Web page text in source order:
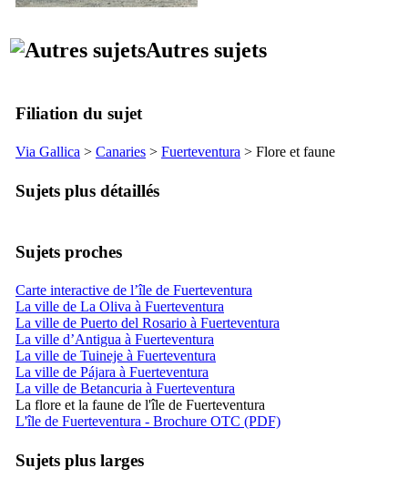
Autres sujets
Filiation du sujet
Via Gallica > Canaries > Fuerteventura > Flore et faune
Sujets plus détaillés
Sujets proches
Carte interactive de l’île de Fuerteventura
La ville de La Oliva à Fuerteventura
La ville de Puerto del Rosario à Fuerteventura
La ville d’Antigua à Fuerteventura
La ville de Tuineje à Fuerteventura
La ville de Pájara à Fuerteventura
La ville de Betancuria à Fuerteventura
La flore et la faune de l'île de Fuerteventura
L'île de Fuerteventura - Brochure OTC (PDF)
Sujets plus larges